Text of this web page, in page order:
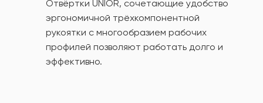
Отвёртки UNIOR, сочетающие удобство
эргономичной трёхкомпонентной
рукоятки с многообразием рабочих
профилей позволяют работать долго и
эффективно.